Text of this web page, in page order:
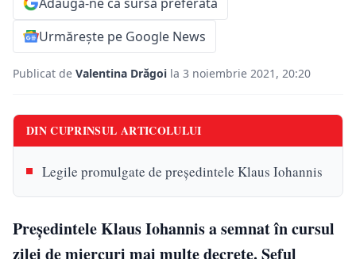
Urmărește pe Google News
Publicat de Valentina Drăgoi la 3 noiembrie 2021, 20:20
DIN CUPRINSUL ARTICOLULUI
Legile promulgate de președintele Klaus Iohannis
Președintele Klaus Iohannis a semnat în cursul
zilei de miercuri mai multe decrete. Șeful